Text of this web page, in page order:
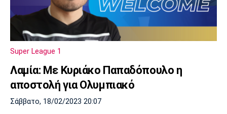
Super League 1
Λαμία: Με Κυριάκο Παπαδόπουλο η
αποστολή για Ολυμπιακό
Σάββατο, 18/02/2023 20:07